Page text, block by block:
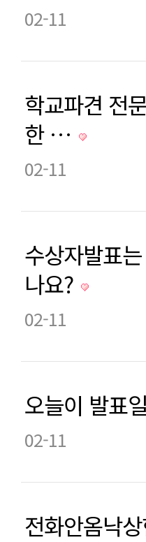
02-11
학교파견 전
한 …
02-11
수상자발표
나요?
02-11
오늘이 발표
02-11
전화안옴낙